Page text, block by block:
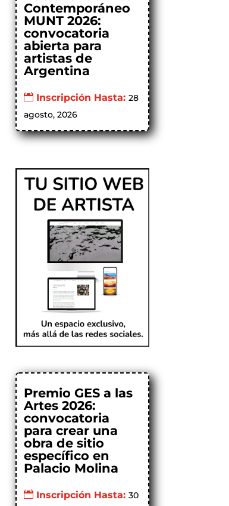
Contemporáneo
MUNT 2026:
convocatoria
abierta para
artistas de
Argentina
Inscripción Hasta:28
agosto, 2026
Premio GES a las
Artes 2026:
convocatoria
para crear una
obra de sitio
específico en
Palacio Molina
Inscripción Hasta:30